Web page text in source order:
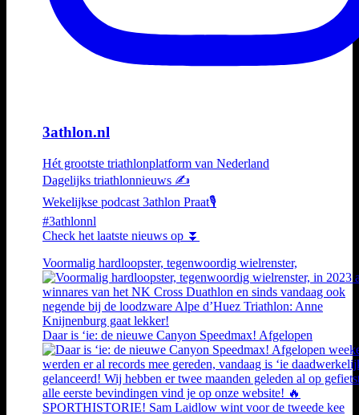
3athlon.nl
Hét grootste triathlonplatform van Nederland
Dagelijks triathlonnieuws ✍️
Wekelijkse podcast 3athlon Praat🎙️
#3athlonnl
Check het laatste nieuws op ⏬
Voormalig hardloopster, tegenwoordig wielrenster,
Daar is ‘ie: de nieuwe Canyon Speedmax! Afgelopen
SPORTHISTORIE! Sam Laidlow wint voor de tweede kee